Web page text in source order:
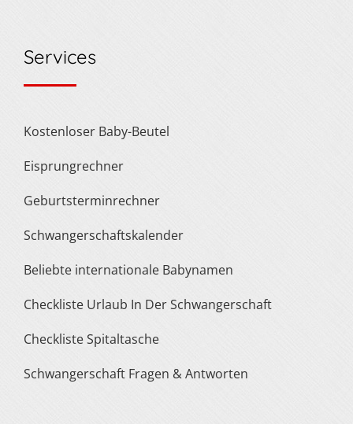
Services
Kostenloser Baby-Beutel
Eisprungrechner
Geburtsterminrechner
Schwangerschaftskalender
Beliebte internationale Babynamen
Checkliste Urlaub In Der Schwangerschaft
Checkliste Spitaltasche
Schwangerschaft Fragen & Antworten